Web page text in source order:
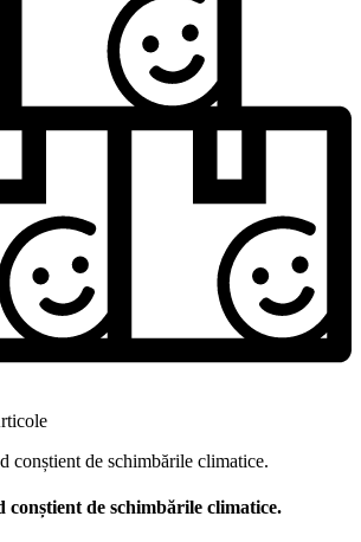
de schimbările climatice.